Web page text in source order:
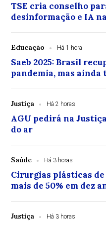
TSE cria conselho
desinformação e IA
Educação Há 1 hora
Saeb 2025: Brasil
pandemia, mas ainda
Justiça Há 2 horas
AGU pedirá na
do ar
Saúde Há 3 horas
Cirurgias plásticas de
mais de 50% em dez
Justiça Há 3 horas